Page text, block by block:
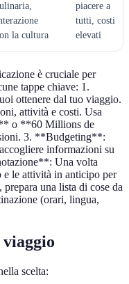
la cultura
piacere a
tutti, costi
elevati
è cruciale per
tappe chiave: 1.
ottenere dal tuo viaggio.
attività e costi. Usa
o **60 Millions de
3. **Budgeting**:
informazioni su
Una volta
le attività in anticipo per
una lista di cose da
(orari, lingua,
scelta: